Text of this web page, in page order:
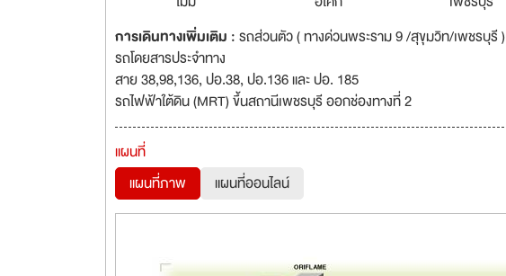
การเดินทางเพิ่มเติม :รถส่วนตัว ( ทางด่วนพระราม 9 /สุขุมวิท/เพชรบุรี )
รถโดยสารประจำทาง
สาย 38,98,136, ปอ.38, ปอ.136 และ ปอ. 185
รถไฟฟ้าใต้ดิน (MRT) ขึ้นสถานีเพชรบุรี ออกช่องทางที่ 2
แผนที่
แผนที่ภาพ
แผนที่ออนไลน์